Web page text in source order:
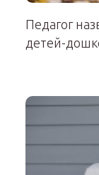
Педагог
детей-